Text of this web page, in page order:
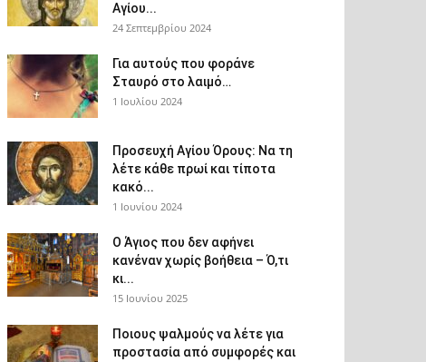
Αγίου...
24 Σεπτεμβρίου 2024
Για αυτούς που φοράνε
Σταυρό στο λαιμό…
1 Ιουλίου 2024
Προσευχή Αγίου Όρους: Να τη
λέτε κάθε πρωί και τίποτα
κακό...
1 Ιουνίου 2024
Ο Άγιος που δεν αφήνει
κανέναν χωρίς βοήθεια – Ό,τι
κι...
15 Ιουνίου 2025
Ποιους ψαλμούς να λέτε για
προστασία από συμφορές και